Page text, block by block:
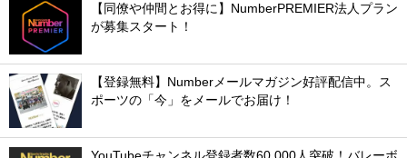
【同僚や仲間とお得に】NumberPREMIER法人プラン
が募集スタート！
【登録無料】Numberメールマガジン好評配信中。ス
ポーツの「今」をメールでお届け！